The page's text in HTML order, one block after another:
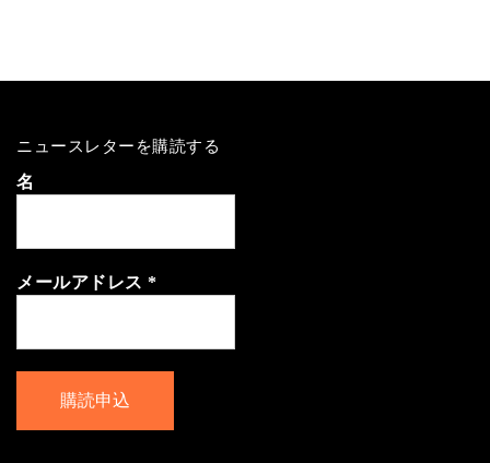
ニュースレターを購読する
名
メールアドレス *